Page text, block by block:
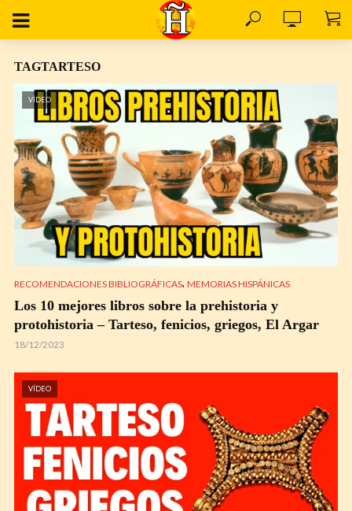
TAGTARTESO
VÍDEO
RECOMENDACIONES BIBLIOGRÁFICAS, MEMORIAS HISPÁNICAS
Los 10 mejores libros sobre la prehistoria y
protohistoria – Tarteso, fenicios, griegos, El Argar
18/12/2023
VÍDEO